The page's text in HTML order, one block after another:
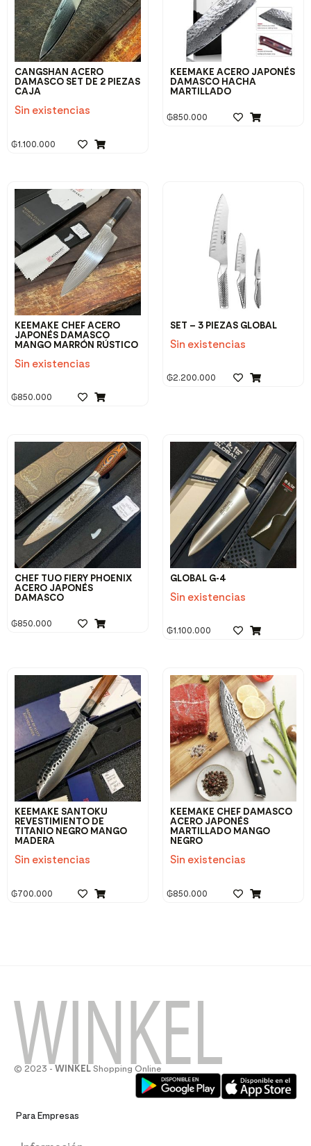
CANGSHAN ACERO
DAMASCO SET DE 2 PIEZAS
CAJA
Sin existencias
₲1.100.000
KEEMAKE ACERO JAPONÉS
DAMASCO HACHA
MARTILLADO
₲850.000
KEEMAKE CHEF ACERO
JAPONÉS DAMASCO
MANGO MARRÓN RÚSTICO
Sin existencias
₲850.000
SET – 3 PIEZAS GLOBAL
Sin existencias
₲2.200.000
CHEF TUO FIERY PHOENIX
ACERO JAPONÉS
DAMASCO
₲850.000
GLOBAL G-4
Sin existencias
₲1.100.000
KEEMAKE SANTOKU
REVESTIMIENTO DE
TITANIO NEGRO MANGO
MADERA
Sin existencias
₲700.000
KEEMAKE CHEF DAMASCO
ACERO JAPONÉS
MARTILLADO MANGO
NEGRO
Sin existencias
₲850.000
© 2023 - WINKEL Shopping Online
Para Empresas